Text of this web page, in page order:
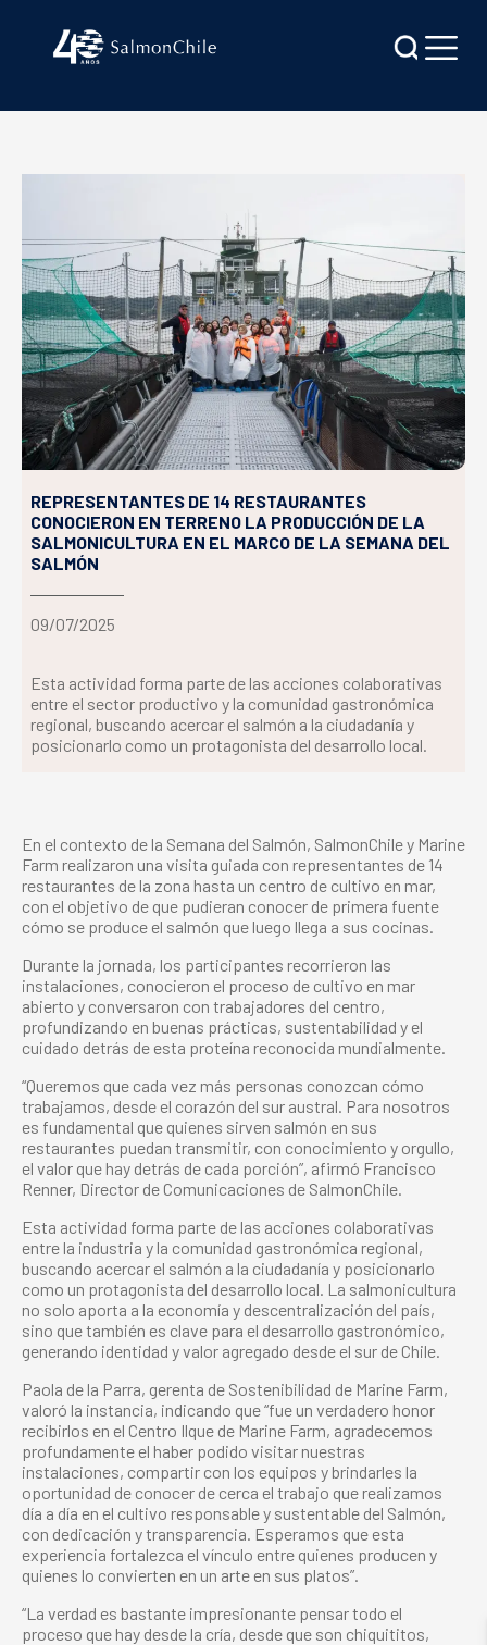
REPRESENTANTES DE 14 RESTAURANTES
CONOCIERON EN TERRENO LA PRODUCCIÓN DE LA
SALMONICULTURA EN EL MARCO DE LA SEMANA DEL
SALMÓN
09/07/2025
Esta actividad forma parte de las acciones colaborativas
entre el sector productivo y la comunidad gastronómica
regional, buscando acercar el salmón a la ciudadanía y
posicionarlo como un protagonista del desarrollo local.
En el contexto de la Semana del Salmón, SalmonChile y Marine
Farm realizaron una visita guiada con representantes de 14
restaurantes de la zona hasta un centro de cultivo en mar,
con el objetivo de que pudieran conocer de primera fuente
cómo se produce el salmón que luego llega a sus cocinas.
Durante la jornada, los participantes recorrieron las
instalaciones, conocieron el proceso de cultivo en mar
abierto y conversaron con trabajadores del centro,
profundizando en buenas prácticas, sustentabilidad y el
cuidado detrás de esta proteína reconocida mundialmente.
“Queremos que cada vez más personas conozcan cómo
trabajamos, desde el corazón del sur austral. Para nosotros
es fundamental que quienes sirven salmón en sus
restaurantes puedan transmitir, con conocimiento y orgullo,
el valor que hay detrás de cada porción”, afirmó Francisco
Renner, Director de Comunicaciones de SalmonChile.
Esta actividad forma parte de las acciones colaborativas
entre la industria y la comunidad gastronómica regional,
buscando acercar el salmón a la ciudadanía y posicionarlo
como un protagonista del desarrollo local. La salmonicultura
no solo aporta a la economía y descentralización del país,
sino que también es clave para el desarrollo gastronómico,
generando identidad y valor agregado desde el sur de Chile.
Paola de la Parra, gerenta de Sostenibilidad de Marine Farm,
valoró la instancia, indicando que “fue un verdadero honor
recibirlos en el Centro Ilque de Marine Farm, agradecemos
profundamente el haber podido visitar nuestras
instalaciones, compartir con los equipos y brindarles la
oportunidad de conocer de cerca el trabajo que realizamos
día a día en el cultivo responsable y sustentable del Salmón,
con dedicación y transparencia. Esperamos que esta
experiencia fortalezca el vínculo entre quienes producen y
quienes lo convierten en un arte en sus platos”.
“La verdad es bastante impresionante pensar todo el
proceso que hay desde la cría, desde que son chiquititos,